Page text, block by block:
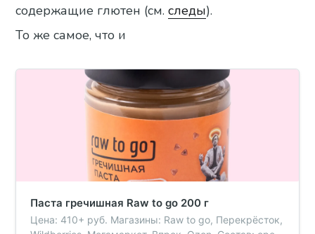
содержащие глютен (см.следы).
То же самое, что и
Паста гречишная Raw to go 200 г
Цена: 410+ руб. Магазины: Raw to go, Перекрёсток,